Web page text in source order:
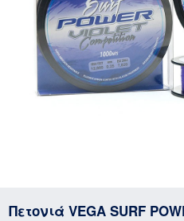
Πετονιά VEGA SURF